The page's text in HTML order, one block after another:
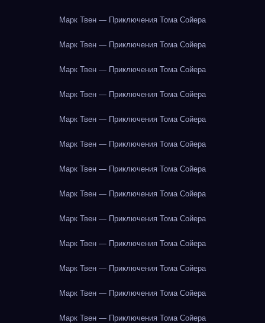
Марк Твен — Приключения Тома Сойера
Марк Твен — Приключения Тома Сойера
Марк Твен — Приключения Тома Сойера
Марк Твен — Приключения Тома Сойера
Марк Твен — Приключения Тома Сойера
Марк Твен — Приключения Тома Сойера
Марк Твен — Приключения Тома Сойера
Марк Твен — Приключения Тома Сойера
Марк Твен — Приключения Тома Сойера
Марк Твен — Приключения Тома Сойера
Марк Твен — Приключения Тома Сойера
Марк Твен — Приключения Тома Сойера
Марк Твен — Приключения Тома Сойера